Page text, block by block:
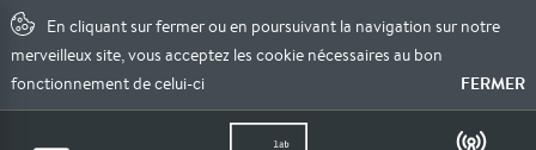
En cliquant sur fermer ou en poursuivant la navigation sur notre
merveilleux site, vous acceptez les cookie nécessaires au bon
fonctionnement de celui-ci
FERMER